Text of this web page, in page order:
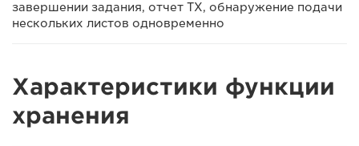
завершении задания, отчет TX, обнаружение подачи
нескольких листов одновременно
Характеристики функции
хранения